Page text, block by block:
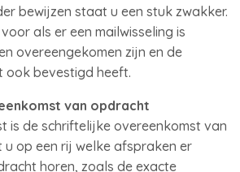
bewijzen staat u een stuk zwakker.
als er een mailwisseling is
overeengekomen zijn en de
bevestigd heeft.
van opdracht
is de schriftelijke overeenkomst van
op een rij welke afspraken er
horen, zoals de exacte